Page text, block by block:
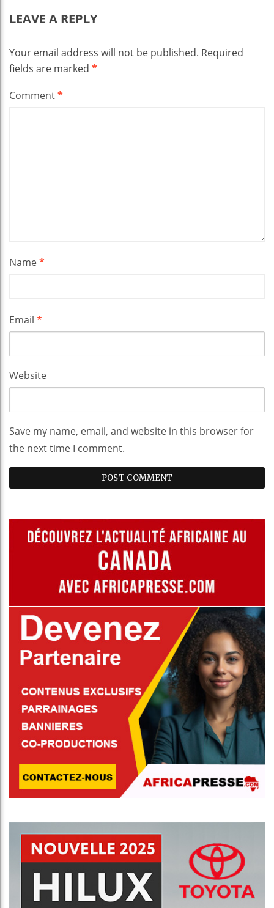
LEAVE A REPLY
Your email address will not be published. Required
fields are marked *
Comment*
Name*
Email *
Website
Save my name, email, and website in this browser for
the next time I comment.